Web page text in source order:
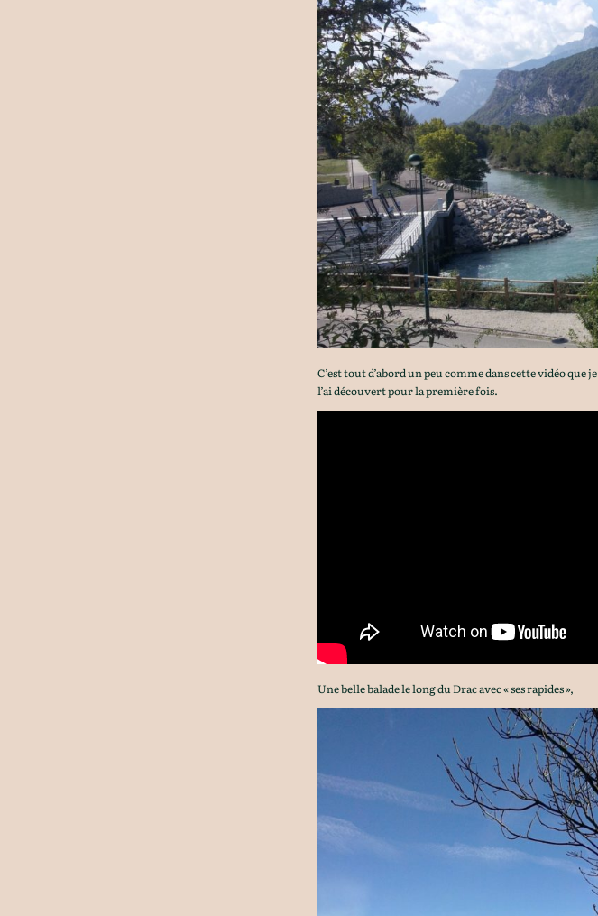
C’est tout d’abord un peu comme dans cette vidéo que je
l’ai découvert pour la première fois.
Une belle balade le long du Drac avec « ses rapides »,